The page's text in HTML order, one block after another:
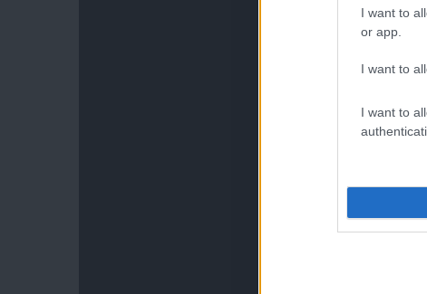
I want to
or app.
I want to
I want to